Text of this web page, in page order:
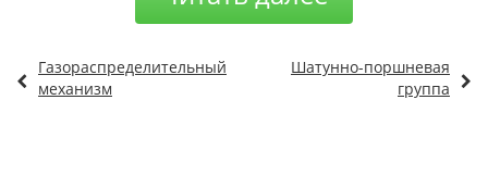
Газораспределительный
механизм
Шатунно-поршневая
группа